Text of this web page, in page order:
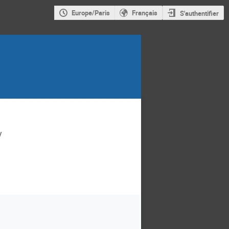
Europe/Paris Français S'authentifier